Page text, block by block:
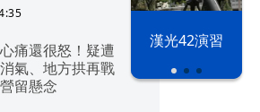
漢光42演習
痛還很怒！疑遭
消氣、地方拱再戰
留懸念